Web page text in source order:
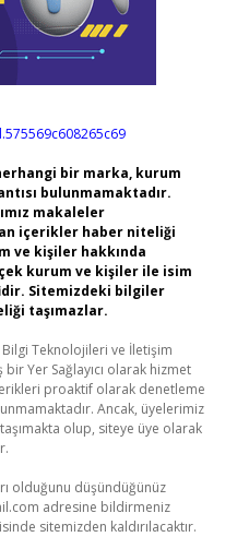
bir marka, kurum
bulunmamaktadır.
makaleler
içerikler haber niteliği
ve kişiler hakkında
kurum ve kişiler ile isim
Sitemizdeki bilgiler
taşımazlar.
Bilgi Teknolojileri ve İletişim
Yer Sağlayıcı olarak hizmet
proaktif olarak denetleme
Ancak, üyelerimiz
olup, siteye üye olarak
olduğunu düşündüğünüz
adresine bildirmeniz
sitemizden kaldırılacaktır.